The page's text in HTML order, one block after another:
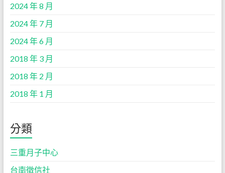
2024 年 8 月
2024 年 7 月
2024 年 6 月
2018 年 3 月
2018 年 2 月
2018 年 1 月
分類
三重月子中心
台南徵信社